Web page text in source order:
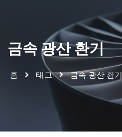
금속 광산 환기
홈 태그 금속 광산 환기